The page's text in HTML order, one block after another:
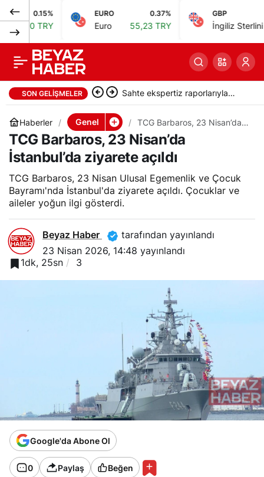
EURO 0.37%
55,23 TRY
GBP
İngiliz Sterlini 64,48
SON GELIŞMELER Sahte ekspertiz raporlarıyla
suç örgütüne operasyon: 32
tutuklama
Haberler Genel
TCG Barbaros, 23 Nisan’da
İstanbul’da ziyarete açıldı
TCG Barbaros, 23 Nisan’da
İstanbul’da ziyarete açıldı
TCG Barbaros, 23 Nisan Ulusal Egemenlik ve Çocuk
Bayramı'nda İstanbul'da ziyarete açıldı. Çocuklar ve
aileler yoğun ilgi gösterdi.
Beyaz Haber
tarafından yayınlandı
23 Nisan 2026, 14:48 yayınlandı
1dk, 25sn
3
Google'da Abone Ol
0 Paylaş Beğen
Ulaştırma Bakanı
Uraloğlu, Tiyatro Treni
4 Mayıs’ta yola
0 Paylaş